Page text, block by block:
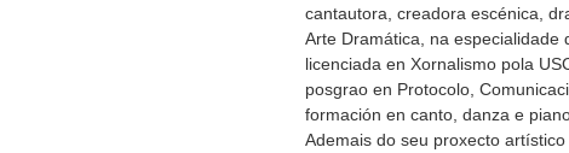
cantautora, creadora escénica,
Arte Dramática, na especialidade
licenciada en Xornalismo pola
posgrao en Protocolo,
formación en canto, danza e
Ademais do seu proxecto